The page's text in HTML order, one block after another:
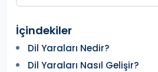
İçindekiler
Dil Yaraları Nedir?
Dil Yaraları Nasıl Gelişir?